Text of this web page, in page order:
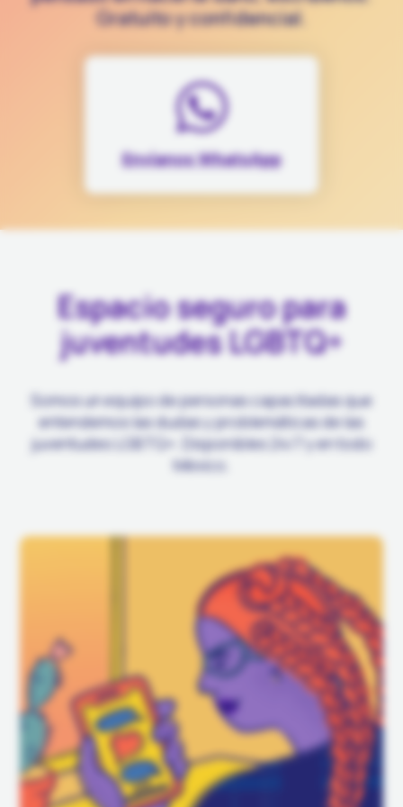
Gratuito y confidencial.
Envíanos WhatsApp
Espacio seguro para
juventudes LGBTQ+
Somos un equipo de personas capacitadas que
entendemos las dudas y problemáticas de las
juventudes LGBTQ+. Disponibles 24/7 y en todo
México.